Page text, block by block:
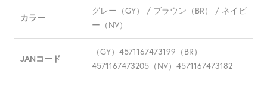
カラー
グレー（GY） / ブラウン（BR） / ネイビ
ー（NV）
JANコード
（GY）4571167473199（BR）
4571167473205（NV）4571167473182